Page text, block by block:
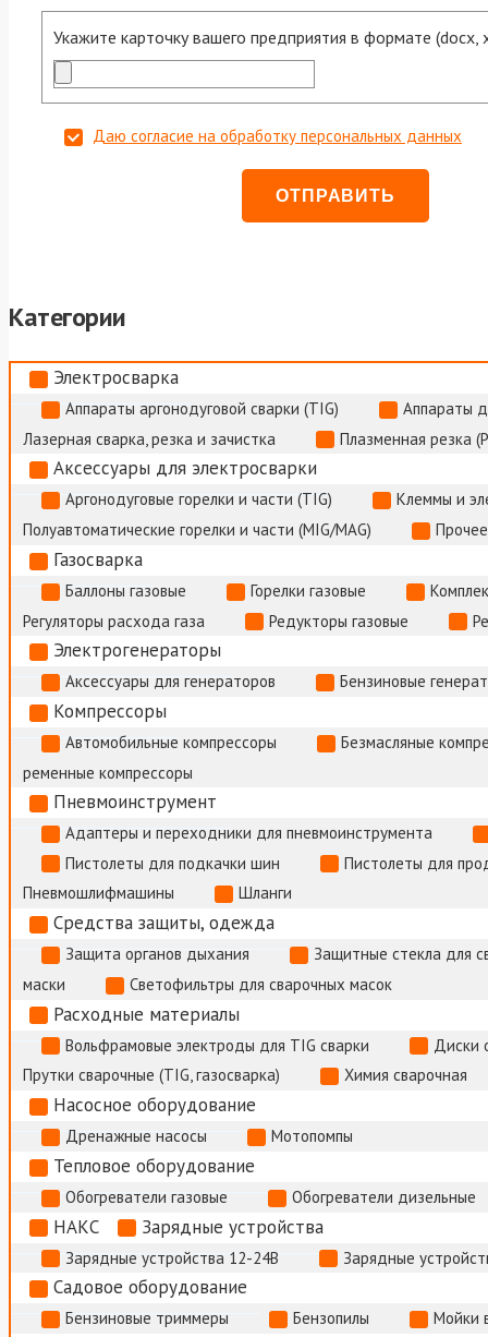
Укажите карточку вашего предприятия в формате (docx,
Даю согласие на обработку персональных данных
Категории
Электросварка
Аппараты аргонодуговой сварки (TIG)
Аппараты
Лазерная сварка, резка и зачистка
Плазменная резка
Аксессуары для электросварки
Аргонодуговые горелки и части (TIG)
Клеммы и
Полуавтоматические горелки и части (MIG/MAG)
Газосварка
Баллоны газовые Горелки газовые
Регуляторы расхода газа
Редукторы газовые
Электрогенераторы
Аксессуары для генераторов Бензиновые
Компрессоры
Автомобильные компрессоры
Безмасляные
ременные компрессоры
Пневмоинструмент
Адаптеры и переходники для пневмоинструмента
Пистолеты для подкачки шин
Пистолеты для
Пневмошлифмашины
Шланги
Средства защиты, одежда
Защита органов дыхания
Защитные стекла для
маски
Светофильтры для сварочных масок
Расходные материалы
Вольфрамовые электроды для TIG сварки
Диски
Прутки сварочные (TIG, газосварка)
Химия сварочная
Насосное оборудование
Дренажные насосы Мотопомпы
Тепловое оборудование
Обогреватели газовые Обогреватели дизельные
НАКС Зарядные устройства
Зарядные устройства 12-24В Зарядные
Садовое оборудование
Бензиновые триммеры Бензопилы Мойки